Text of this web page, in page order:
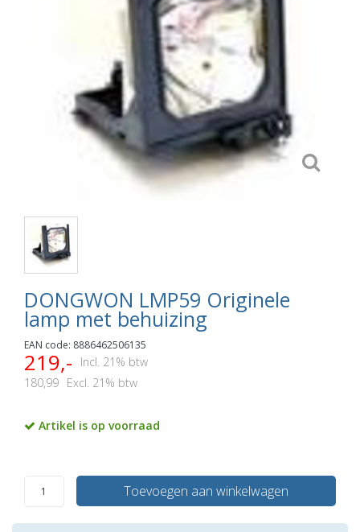
DONGWON LMP59 Originele
lamp met behuizing
EAN code: 8886462506135
219,-
Incl. 21% btw
180,99 Excl. 21% btw
Artikel is op voorraad
Toevoegen aan winkelwagen